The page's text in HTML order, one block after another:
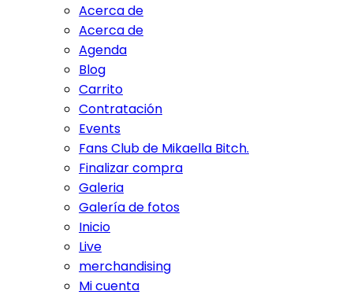
Acerca de
Acerca de
Agenda
Blog
Carrito
Contratación
Events
Fans Club de Mikaella Bitch.
Finalizar compra
Galeria
Galería de fotos
Inicio
Live
merchandising
Mi cuenta